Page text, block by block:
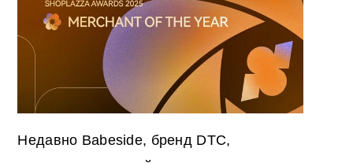
Недавно Babeside, бренд DTC,